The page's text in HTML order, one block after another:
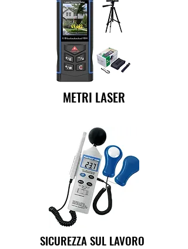
METRI LASER
SICUREZZA SUL LAVORO